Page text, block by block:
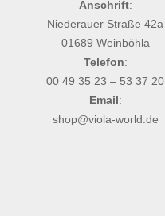
Anschrift:
Niederauer Straße 42a
01689 Weinböhla
Telefon:
00 49 35 23 – 53 37 20
Email:
shop@viola-world.de